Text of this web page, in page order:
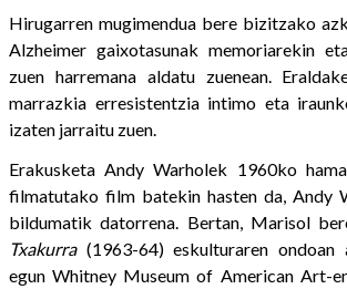
Hirugarren mugimendua bere bizitzako
Alzheimer gaixotasunak memoriarekin
zuen harremana aldatu zuenean.
marrazkia erresistentzia intimo eta
izaten jarraitu zuen.
Erakusketa Andy Warholek 1960ko
filmatutako film batekin hasten da, Andy
bildumatik datorrena. Bertan, Marisol
Txakurra(1963-64) eskulturaren ondoan
egun Whitney Museum of American Art-